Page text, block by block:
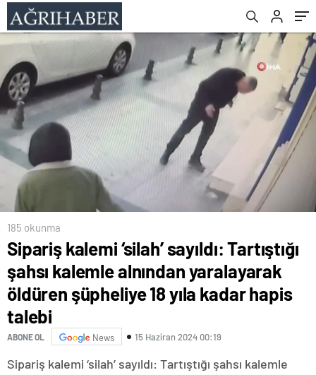
şüpheliye 18 yıla kadar hapis talebi
185 okunma
Sipariş kalemi ‘silah’ sayıldı: Tartıştığı
şahsı kalemle alnından yaralayarak
öldüren şüpheliye 18 yıla kadar hapis
talebi
ABONE OL News 15 Haziran 2024 00:19
Sipariş kalemi ‘silah’ sayıldı: Tartıştığı şahsı kalemle
yansıdı